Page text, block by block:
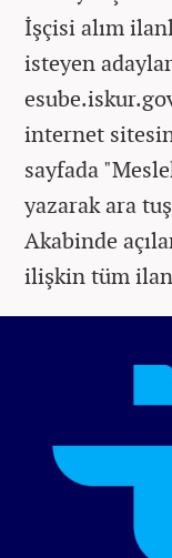
İşçisi alım
isteyen
internet
sayfada
yazarak ara
Akabinde
ilişkin tüm